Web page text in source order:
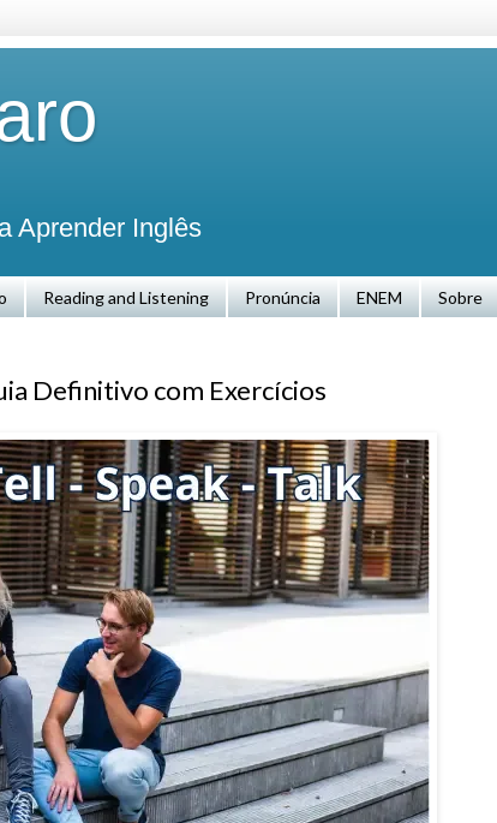
Aprender Inglês
Reading and Listening Pronúncia ENEM Sobre
Definitivo com Exercícios